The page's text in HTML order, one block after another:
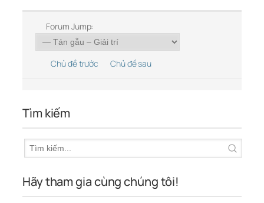
Forum Jump:
Chủ đề trước Chủ đề sau
Tìm kiếm
Hãy tham gia cùng chúng tôi!